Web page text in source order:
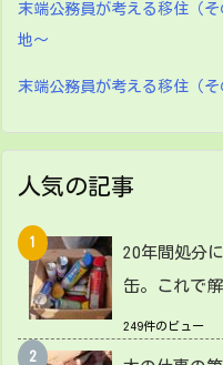
末端公務員が考える移住（
地～
末端公務員が考える移住（
人気の記事
20年間処分
缶。これで解
249件のビュー